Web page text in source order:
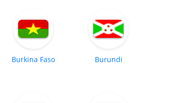
Burkina Faso Burundi